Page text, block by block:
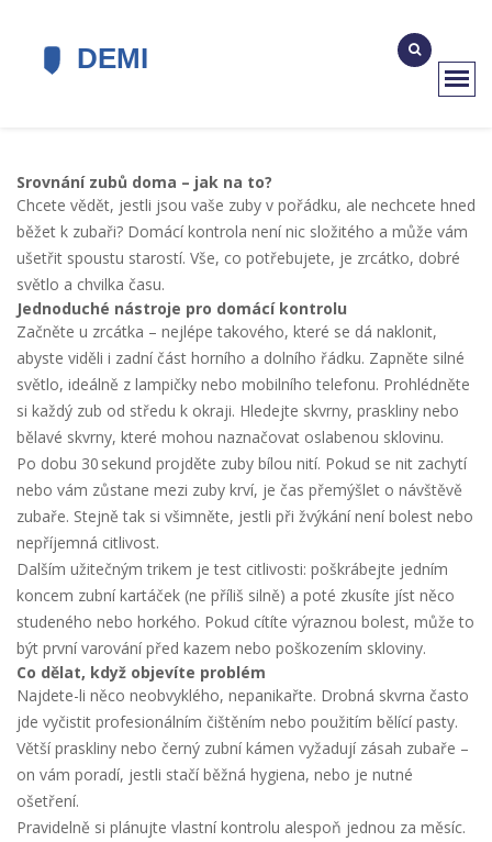
Srovnání zubů doma – jak na to?
Chcete vědět, jestli jsou vaše zuby v pořádku, ale nechcete hned
běžet k zubaři? Domácí kontrola není nic složitého a může vám
ušetřit spoustu starostí. Vše, co potřebujete, je zrcátko, dobré
světlo a chvilka času.
Jednoduché nástroje pro domácí kontrolu
Začněte u zrcátka – nejlépe takového, které se dá naklonit,
abyste viděli i zadní část horního a dolního řádku. Zapněte silné
světlo, ideálně z lampičky nebo mobilního telefonu. Prohlédněte
si každý zub od středu k okraji. Hledejte skvrny, praskliny nebo
bělavé skvrny, které mohou naznačovat oslabenou sklovinu.
Po dobu 30 sekund projděte zuby bílou nití. Pokud se nit zachytí
nebo vám zůstane mezi zuby krví, je čas přemýšlet o návštěvě
zubaře. Stejně tak si všimněte, jestli při žvýkání není bolest nebo
nepříjemná citlivost.
Dalším užitečným trikem je test citlivosti: poškrábejte jedním
koncem zubní kartáček (ne příliš silně) a poté zkusíte jíst něco
studeného nebo horkého. Pokud cítíte výraznou bolest, může to
být první varování před kazem nebo poškozením skloviny.
Co dělat, když objevíte problém
Najdete-li něco neobvyklého, nepanikařte. Drobná skvrna často
jde vyčistit profesionálním čištěním nebo použitím bělící pasty.
Větší praskliny nebo černý zubní kámen vyžadují zásah zubaře –
on vám poradí, jestli stačí běžná hygiena, nebo je nutné
ošetření.
Pravidelně si plánujte vlastní kontrolu alespoň jednou za měsíc.